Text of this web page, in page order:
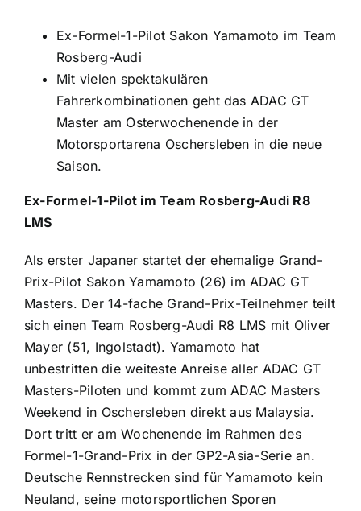
Ex-Formel-1-Pilot Sakon Yamamoto im Team
Rosberg-Audi
Mit vielen spektakulären
Fahrerkombinationen geht das ADAC GT
Master am Osterwochenende in der
Motorsportarena Oschersleben in die neue
Saison.
Ex-Formel-1-Pilot im Team Rosberg-Audi R8
LMS
Als erster Japaner startet der ehemalige Grand-
Prix-Pilot Sakon Yamamoto (26) im ADAC GT
Masters. Der 14-fache Grand-Prix-Teilnehmer teilt
sich einen Team Rosberg-Audi R8 LMS mit Oliver
Mayer (51, Ingolstadt). Yamamoto hat
unbestritten die weiteste Anreise aller ADAC GT
Masters-Piloten und kommt zum ADAC Masters
Weekend in Oschersleben direkt aus Malaysia.
Dort tritt er am Wochenende im Rahmen des
Formel-1-Grand-Prix in der GP2-Asia-Serie an.
Deutsche Rennstrecken sind für Yamamoto kein
Neuland, seine motorsportlichen Sporen